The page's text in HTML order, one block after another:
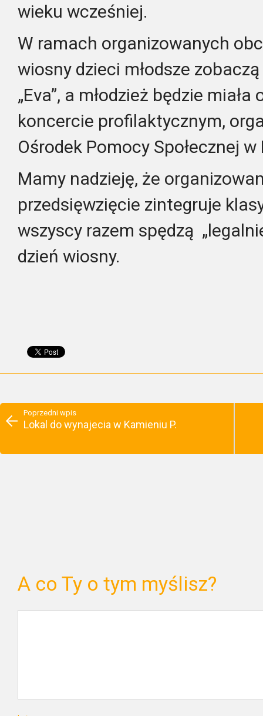
wieku wcześniej.
W ramach organizowanych
wiosny dzieci młodsze
„Eva”, a młodzież będzie
koncercie profilaktycznym,
Ośrodek Pomocy Społecznej
Mamy nadzieję, że
przedsięwzięcie zintegruje
wszyscy razem spędzą
dzień wiosny.
Poprzedni wpis
Lokal do wynajecia w Kamieniu P.
A co Ty o tym myślisz?